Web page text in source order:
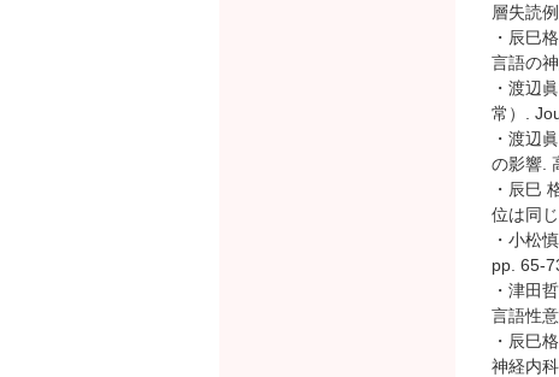
層失読
・辰巳
言語の
・渡辺
常）.
・渡辺
の影響.
・辰巳
位は同
・小松
pp. 65-
・津田
言語性
・辰巳
神経内